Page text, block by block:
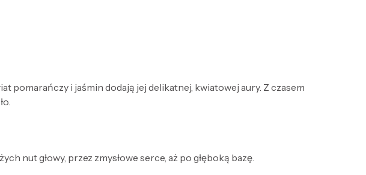
pomarańczy i jaśmin dodają jej delikatnej, kwiatowej aury. Z czasem
nut głowy, przez zmysłowe serce, aż po głęboką bazę.